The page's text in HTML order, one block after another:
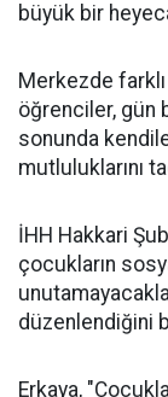
büyük bir
Merkezde
öğrenciler, gün
sonunda
mutluluklarını
İHH Hakkari
çocukların
düzenlendiğini
Erkaya,